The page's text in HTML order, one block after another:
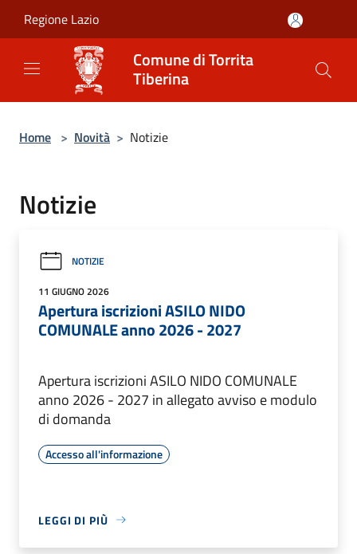
Regione Lazio
Comune di Torrita
Tiberina
Home > Novità > Notizie
Notizie
NOTIZIE
11 GIUGNO 2026
Apertura iscrizioni ASILO NIDO
COMUNALE anno 2026 - 2027
Apertura iscrizioni ASILO NIDO COMUNALE
anno 2026 - 2027 in allegato avviso e modulo
di domanda
Accesso all'informazione
LEGGI DI PIÙ